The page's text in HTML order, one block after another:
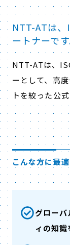
NTT-ATは、
ートナーです
NTT-ATは、
ーとして、高
トを絞った公
こんな方に最
グローバ
ィの知